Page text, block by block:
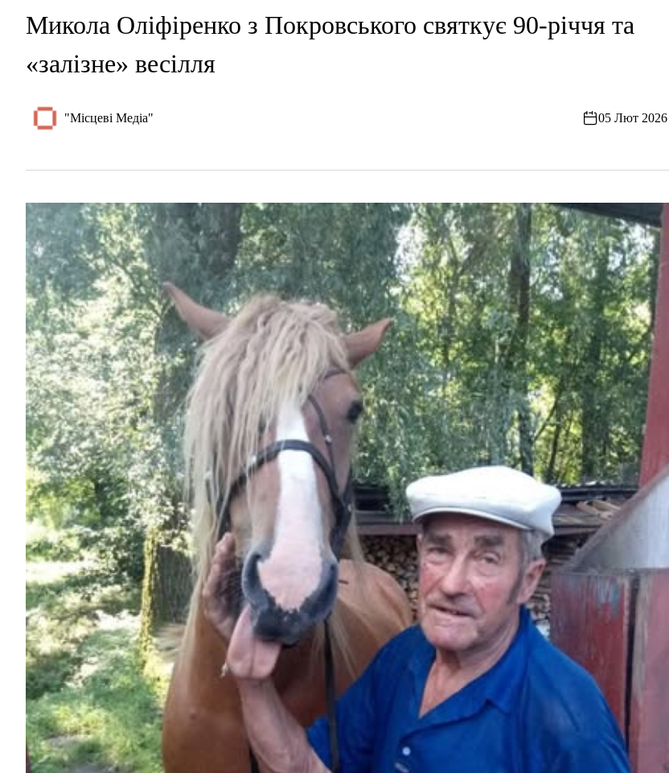
Микола Оліфіренко з Покровського святкує 90-річчя та
«залізне» весілля
"Місцеві Медіа" 05 Лют 2026